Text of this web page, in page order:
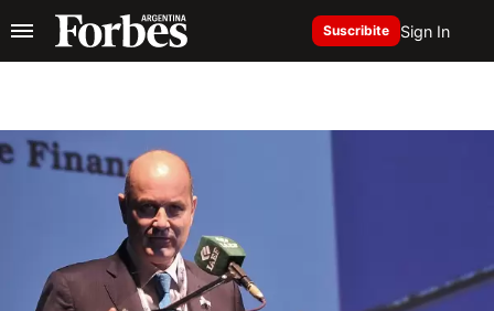
Suscribite Sign In